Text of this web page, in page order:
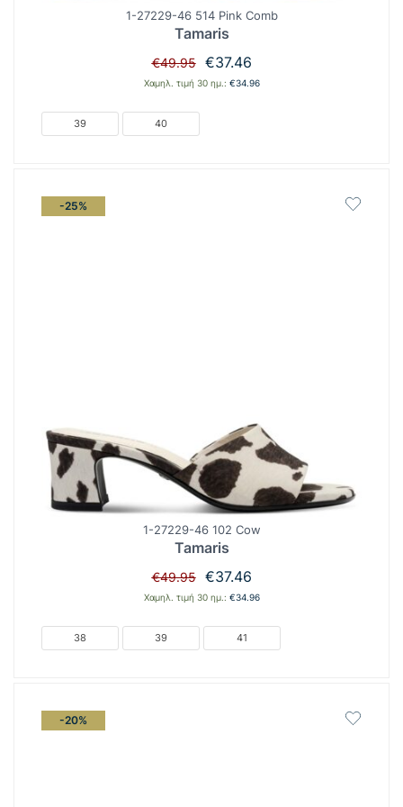
1-27229-46 514 Pink Comb
Tamaris
€49.95
Original
price
€37.46Η
τρέχουσα
Χαμηλ. τιμή 30 ημ.: €34.96
39 40
-25%
1-27229-46 102 Cow
Tamaris
€49.95
Original
price
€49.95.
€37.46Η
τρέχουσα
€37.46.
Χαμηλ. τιμή 30 ημ.: €34.96
38 39 41
-20%